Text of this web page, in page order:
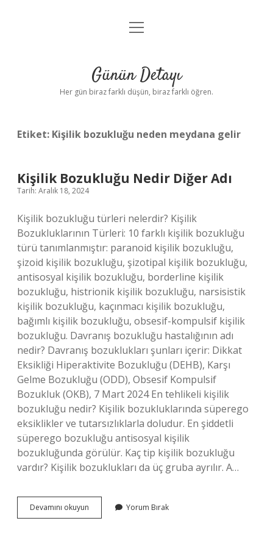
Anasayfa
Yasal Uyarı
menüyü
Günün Detayı
Her gün biraz farklı düşün, biraz farklı öğren.
Etiket: Kişilik bozukluğu neden meydana gelir
Kişilik Bozukluğu Nedir Diğer Adı
Tarih: Aralık 18, 2024
Kişilik bozukluğu türleri nelerdir? Kişilik
Bozukluklarının Türleri: 10 farklı kişilik bozukluğu
türü tanımlanmıştır: paranoid kişilik bozukluğu,
şizoid kişilik bozukluğu, şizotipal kişilik bozukluğu,
antisosyal kişilik bozukluğu, borderline kişilik
bozukluğu, histrionik kişilik bozukluğu, narsisistik
kişilik bozukluğu, kaçınmacı kişilik bozukluğu,
bağımlı kişilik bozukluğu, obsesif-kompulsif kişilik
bozukluğu. Davranış bozukluğu hastalığının adı
nedir? Davranış bozuklukları şunları içerir: Dikkat
Eksikliği Hiperaktivite Bozukluğu (DEHB), Karşı
Gelme Bozukluğu (ODD), Obsesif Kompulsif
Bozukluk (OKB), 7 Mart 2024 En tehlikeli kişilik
bozukluğu nedir? Kişilik bozukluklarında süperego
eksiklikler ve tutarsızlıklarla doludur. En şiddetli
süperego bozukluğu antisosyal kişilik
bozukluğunda görülür. Kaç tip kişilik bozukluğu
vardır? Kişilik bozuklukları da üç gruba ayrılır. A…
Devamını okuyun
Bozukluğu
Yorum Bırak